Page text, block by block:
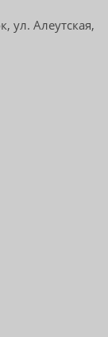
ул. Алеутская,